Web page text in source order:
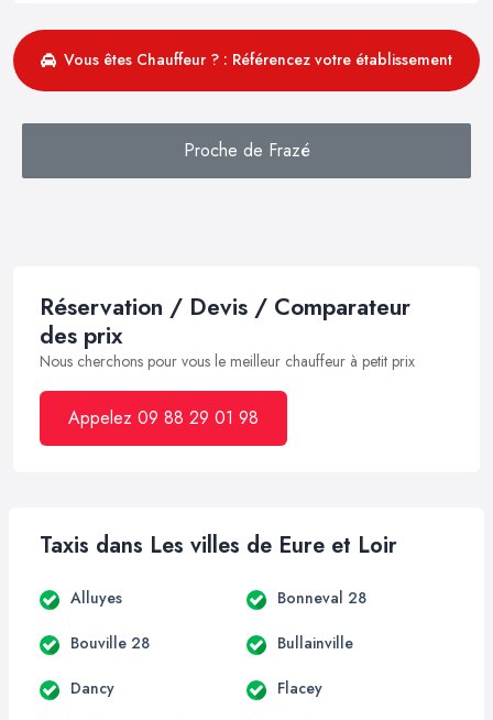
Vous êtes Chauffeur ? : Référencez votre établissement
Proche de Frazé
Réservation / Devis / Comparateur
des prix
Nous cherchons pour vous le meilleur chauffeur à petit prix
Appelez 09 88 29 01 98
Taxis dans Les villes de Eure et Loir
Alluyes Bonneval 28
Bouville 28 Bullainville
Dancy Flacey